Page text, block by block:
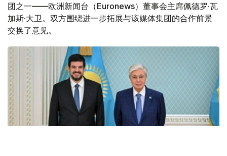
团之一——欧洲新闻台（Euronews）董事会主席佩德罗·瓦
加斯·大卫。双方围绕进一步拓展与该媒体集团的合作前景
交换了意见。